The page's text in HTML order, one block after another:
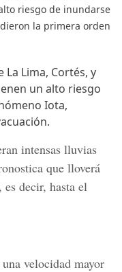
riesgo de inundarse
la primera orden
Lima, Cortés, y
un alto riesgo
Iota,
intensas lluvias
que lloverá
decir, hasta el
velocidad mayor